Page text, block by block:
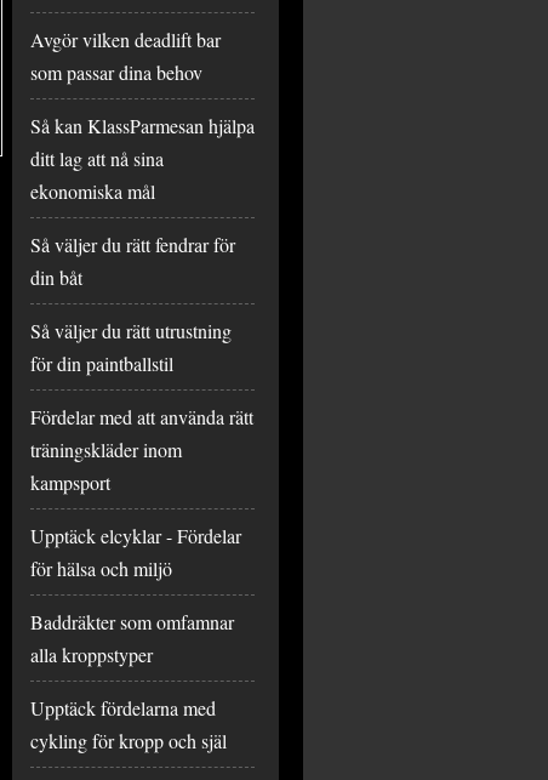
Avgör vilken deadlift bar
som passar dina behov
Så kan KlassParmesan hjälpa
ditt lag att nå sina
ekonomiska mål
Så väljer du rätt fendrar för
din båt
Så väljer du rätt utrustning
för din paintballstil
Fördelar med att använda rätt
träningskläder inom
kampsport
Upptäck elcyklar - Fördelar
för hälsa och miljö
Baddräkter som omfamnar
alla kroppstyper
Upptäck fördelarna med
cykling för kropp och själ